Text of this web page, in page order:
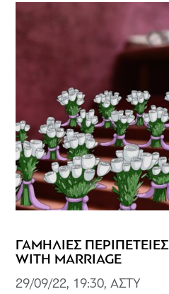
ΓΑΜΗΛΙΕΣ ΠΕΡΙΠΕΤΕΙΕΣ
WITH MARRIAGE
29/09/22, 19:30, ΑΣΤΥ